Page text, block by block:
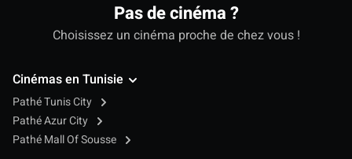
Pas de cinéma ?
Choisissez un cinéma proche de chez vous !
Cinémas en Tunisie
Pathé Tunis City
Pathé Azur City
Pathé Mall Of Sousse